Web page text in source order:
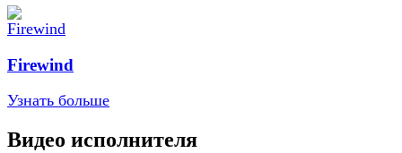
Firewind
Узнать больше
Видео исполнителя